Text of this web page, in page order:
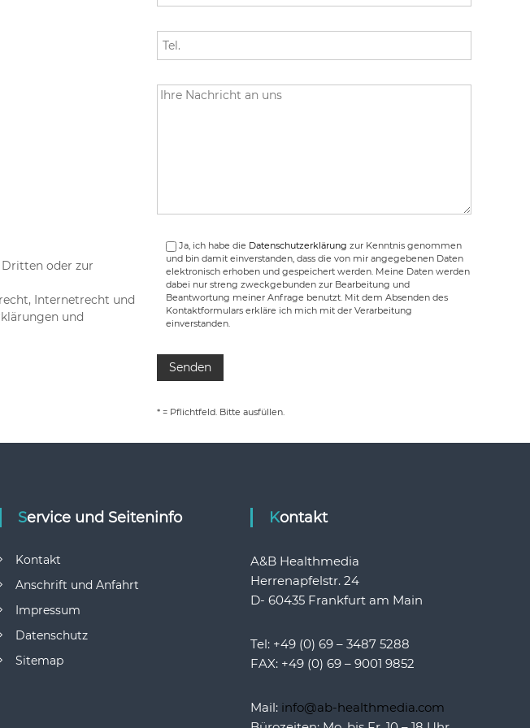
oder zur
Internetrecht und
und
Ja, ich habe die Datenschutzerklärung zur Kenntnis genommen
und bin damit einverstanden, dass die von mir angegebenen Daten
elektronisch erhoben und gespeichert werden. Meine Daten werden
dabei nur streng zweckgebunden zur Bearbeitung und
Beantwortung meiner Anfrage benutzt. Mit dem Absenden des
Kontaktformulars erkläre ich mich mit der Verarbeitung
einverstanden.
* = Pflichtfeld. Bitte ausfüllen.
Service und Seiteninfo
Kontakt
Anschrift und Anfahrt
Impressum
Datenschutz
Sitemap
Kontakt
A&B Healthmedia
Herrenapfelstr. 24
D- 60435 Frankfurt am Main
Tel: +49 (0) 69 – 3487 5288
FAX: +49 (0) 69 – 9001 9852
Mail: info@ab-healthmedia.com